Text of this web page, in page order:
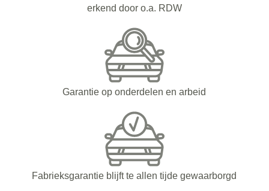
erkend door o.a. RDW
Garantie op onderdelen en arbeid
Fabrieksgarantie blijft te allen tijde gewaarborgd